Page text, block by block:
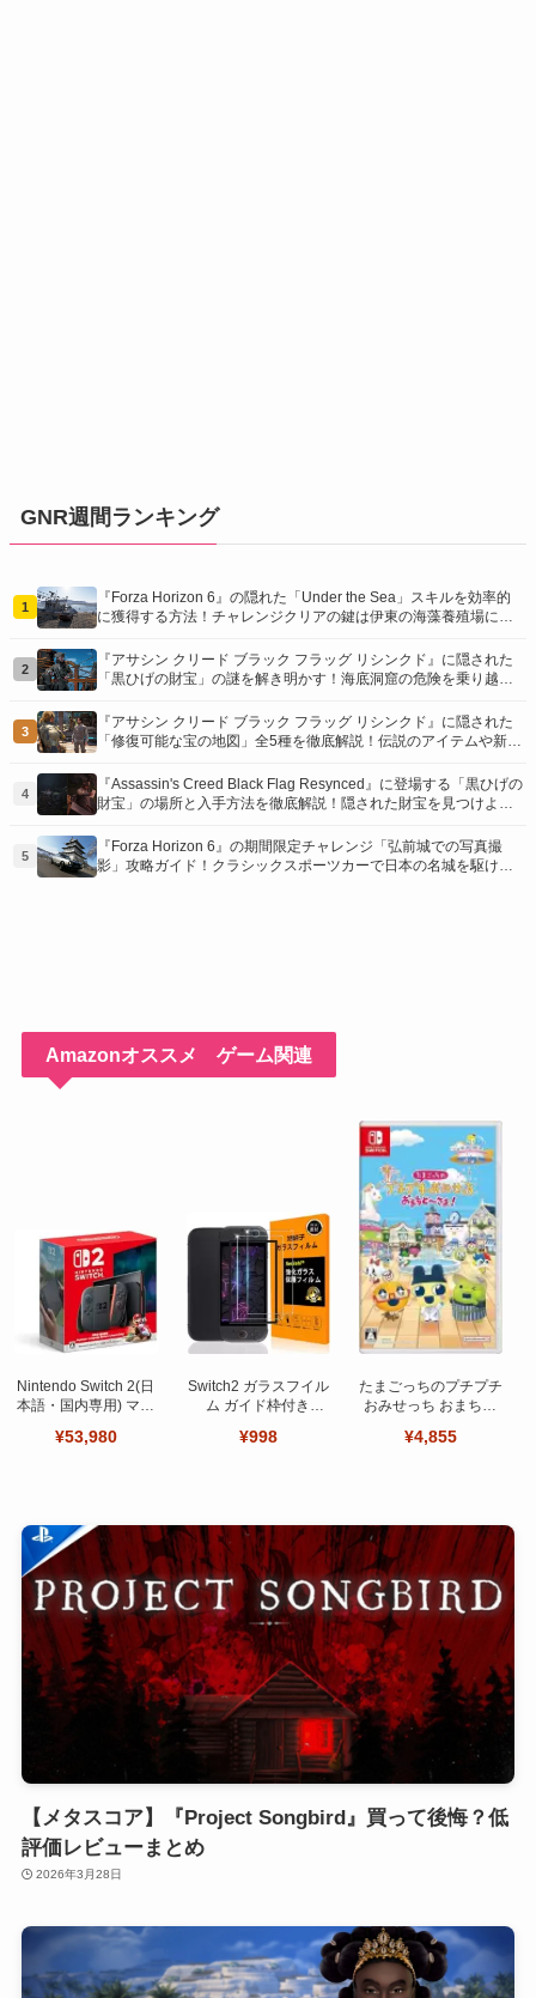
GNR週間ランキング
1
『Forza Horizon 6』の隠れた「Under the Sea」スキルを効率的
に獲得する方法！チャレンジクリアの鍵は伊東の海藻養殖場にあ
2
『アサシン クリード ブラック フラッグ リシンクド』に隠された
「黒ひげの財宝」の謎を解き明かす！海底洞窟の危険を乗り越
3
『アサシン クリード ブラック フラッグ リシンクド』に隠された
「修復可能な宝の地図」全5種を徹底解説！伝説のアイテムや新衣
介！
4
『Assassin's Creed Black Flag Resynced』に登場する「黒ひげの
財宝」の場所と入手方法を徹底解説！隠された財宝を見つけよ
5
『Forza Horizon 6』の期間限定チャレンジ「弘前城での写真撮
影」攻略ガイド！クラシックスポーツカーで日本の名城を駆け巡
Amazonオススメ ゲーム関連
Nintendo Switch 2(日
本語・国内専用) マリ
ット
¥53,980
Switch2 ガラスフイル
ム ガイド枠付き
ット 日本旭硝子製-高
¥998
たまごっちのプチプチ
おみせっち おまちど
¥4,855
【メタスコア】『Project Songbird』買って後悔？低
評価レビューまとめ
2026年3月28日